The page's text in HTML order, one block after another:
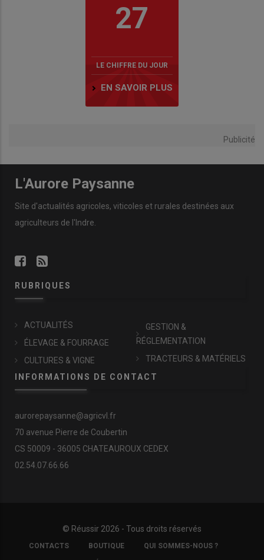
27
LE CHIFFRE DU JOUR
EN SAVOIR PLUS
Publicité
L'Aurore Paysanne
Site d'actualités agricoles, viticoles et rurales destinées aux
agriculteurs de l'Indre.
RUBRIQUES
ACTUALITÉS
ÉLEVAGE & FOURRAGE
CULTURES & VIGNE
GESTION &
RÉGLEMENTATION
TRACTEURS & MATÉRIELS
INFORMATIONS DE CONTACT
aurorepaysanne@agricvl.fr
70 avenue Pierre de Coubertin
CS 50009 - 36005 CHATEAUROUX CEDEX
02.54.07.66.66
© Réussir 2026 - Tous droits réservés
FOOTER
COPYRIGHT
CONTACTS BOUTIQUE QUI SOMMES-NOUS ?